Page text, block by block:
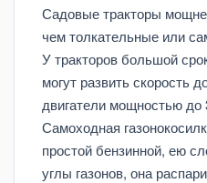
Садовые тракторы
чем толкательные или
У тракторов большой
могут развить скорость
двигатели мощностью
Самоходная
простой бензинной, ею
углы газонов, она